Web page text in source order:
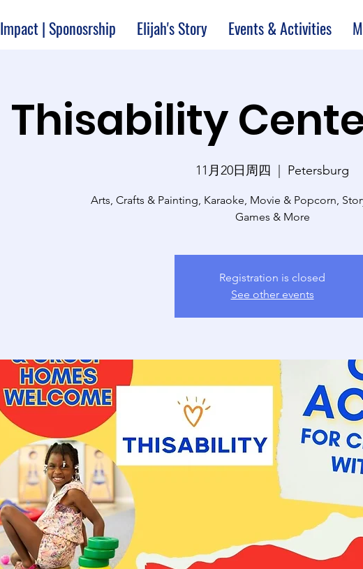
Impact | Sponosrship Elijah's Story Events & Activities
Thisability
11月20日周四
  |
Petersburg
Arts, Crafts & Painting, Karaoke, Movie & Popcorn,
Games & More
Registration is closed
See other events